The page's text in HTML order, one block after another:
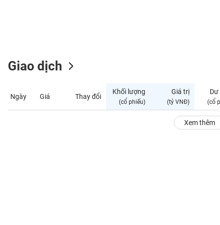
Giao dịch
Ngày Giá Thay đổi
Khối lượng
(cổ phiếu)
Giá trị
(tỷ VNĐ)
Dư
(cổ
Xem thêm
CÁ
NHÂN